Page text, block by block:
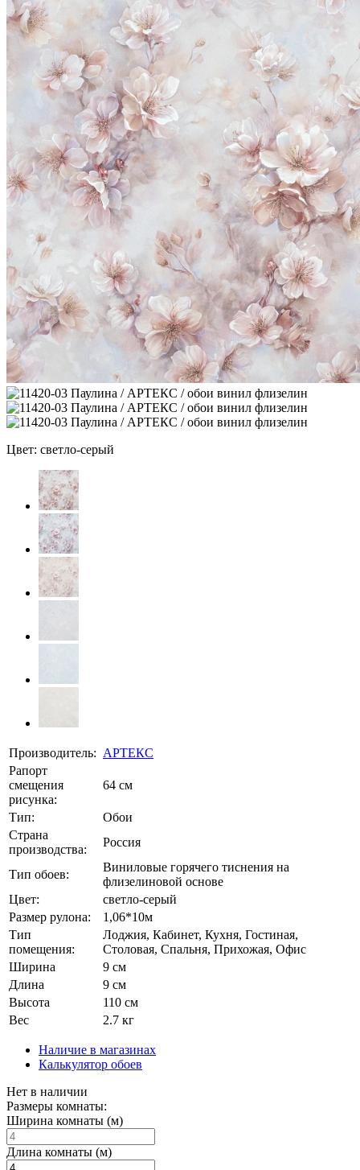
Цвет: светло-серый
Производитель: АРТЕКС
Рапорт
смещения
рисунка:
64 см
Тип:
Обои
Страна
производства:
Россия
Тип обоев:
Виниловые горячего тиснения на
флизелиновой основе
Цвет:
светло-серый
Размер рулона:
1,06*10м
Тип
помещения:
Лоджия, Кабинет, Кухня, Гостиная,
Столовая, Спальня, Прихожая, Офис
Ширина
9 см
Длина
9 см
Высота
110 см
Вес
2.7 кг
Наличие в магазинах
Калькулятор обоев
Нет в наличии
Размеры комнаты:
Ширина комнаты (м)
Длина комнаты (м)